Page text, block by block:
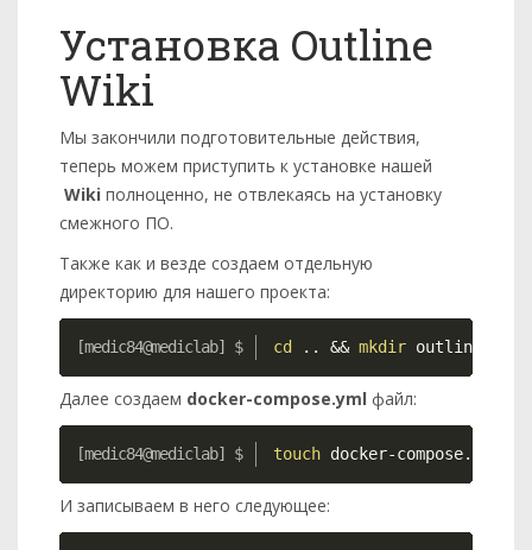
Установка Outline
Wiki
Мы закончили подготовительные действия,
теперь можем приступить к установке нашей
Wiki полноценно, не отвлекаясь на установку
смежного ПО.
Также как и везде создаем отдельную
директорию для нашего проекта:
cd .. && mkdir outline
Copy
Далее создаем docker-compose.yml файл:
touch docker-compose.yml
И записываем в него следующее: